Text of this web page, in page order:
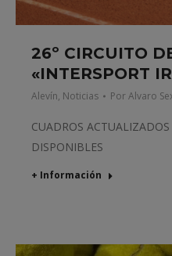
26º CIRCUITO
«INTERSPORT
Alevín, Noticias PorAlvaro
CUADROS
DISPONIBLES
+ Información